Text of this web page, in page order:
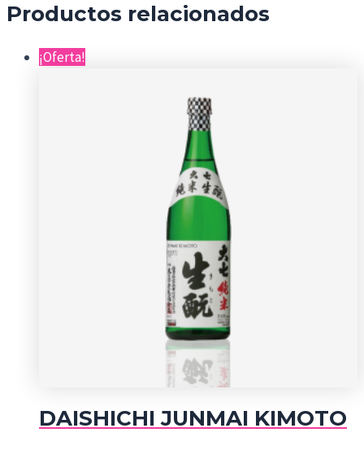
Productos relacionados
¡Oferta!
DAISHICHI JUNMAI KIMOTO